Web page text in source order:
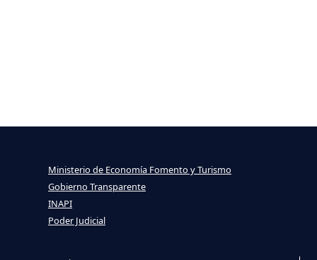
Ministerio de Economía Fomento y Turismo
Gobierno Transparente
INAPI
Poder Judicial